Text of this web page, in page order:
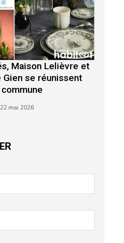
Maison Lelièvre et
Gien se réunissent
22 mai 2026